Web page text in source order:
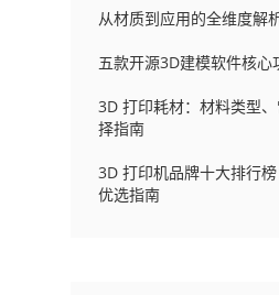
从材质到应用的全维度解
五款开源3D建模软件核心
3D 打印耗材：材料类型
择指南
3D 打印机品牌十大排行
优选指南